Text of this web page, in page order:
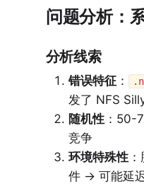
问题分析：
分析线索
错误特征：
发了 NFS
随机性：50-
竞争
环境特殊性：
件 → 可能延